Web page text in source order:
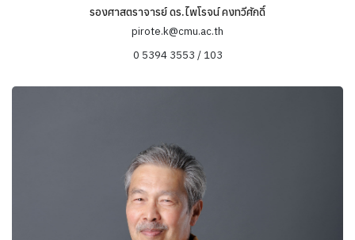
ข้อมูลความเชี่ยวชาญ
รองศาสตราจารย์ ดร.ไพโรจน์ คงทวีศักดิ์
pirote.k@cmu.ac.th
0 5394 3553 / 103